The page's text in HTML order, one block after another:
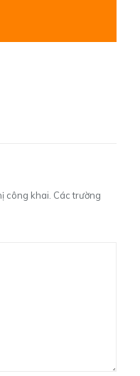
công khai. Các trường